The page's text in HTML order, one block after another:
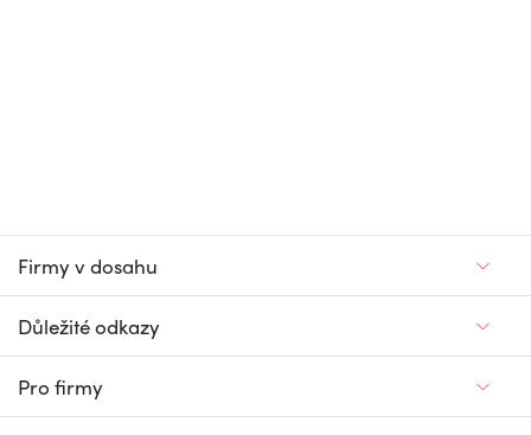
Firmy v dosahu
Důležité odkazy
Pro firmy